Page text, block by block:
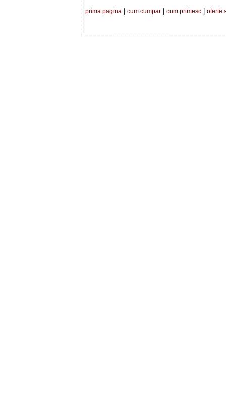
prima pagina cum cumpar cum primesc oferte